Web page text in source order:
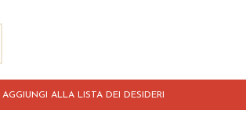
AGGIUNGI ALLA LISTA DEI DESIDERI